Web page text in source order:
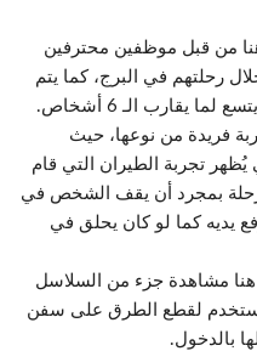
هنا من قبل موظفين محترفين
رحلتهم في البرج، كما يتم
يقارب الـ 6 أشخاص.
فريدة من نوعها، حيث
تجربة الطيران التي قام
بمجرد أن يقف الشخص في
يديه كما لو كان يحلق في
هنا مشاهدة جزء من السلاسل
تستخدم لقطع الطرق على سفن
بالدخول.